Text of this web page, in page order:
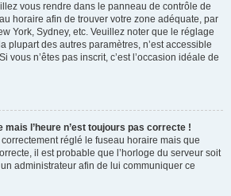
vous rendre dans le panneau de contrôle de
horaire afin de trouver votre zone adéquate, par
York, Sydney, etc. Veuillez noter que le réglage
plupart des autres paramètres, n’est accessible
vous n’êtes pas inscrit, c’est l’occasion idéale de
mais l’heure n’est toujours pas correcte !
réglé le fuseau horaire mais que
il est probable que l’horloge du serveur soit
administrateur afin de lui communiquer ce